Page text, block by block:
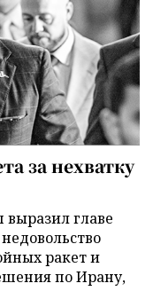
за нехватку
главе
ракет и
по Ирану,